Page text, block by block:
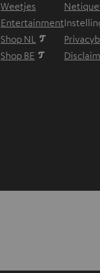
Weetjes
Entertainment
Shop NL
Shop BE